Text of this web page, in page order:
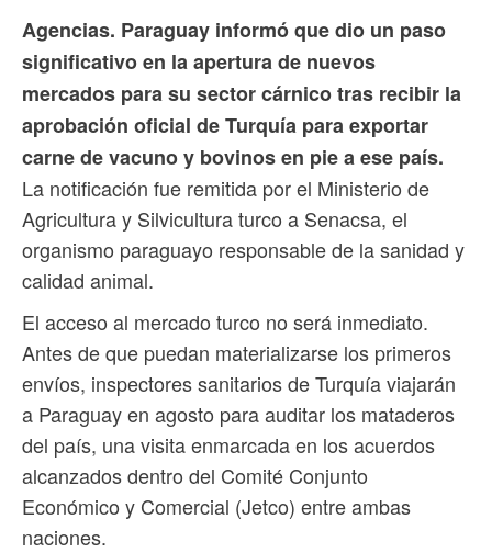
Agencias. Paraguay informó que dio un paso
significativo en la apertura de nuevos
mercados para su sector cárnico tras recibir la
aprobación oficial de Turquía para exportar
carne de vacuno y bovinos en pie a ese país.
La notificación fue remitida por el Ministerio de
Agricultura y Silvicultura turco a Senacsa, el
organismo paraguayo responsable de la sanidad y
calidad animal.
El acceso al mercado turco no será inmediato.
Antes de que puedan materializarse los primeros
envíos, inspectores sanitarios de Turquía viajarán
a Paraguay en agosto para auditar los mataderos
del país, una visita enmarcada en los acuerdos
alcanzados dentro del Comité Conjunto
Económico y Comercial (Jetco) entre ambas
naciones.